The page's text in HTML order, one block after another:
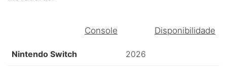
Console Disponibilidade
Nintendo Switch 2026